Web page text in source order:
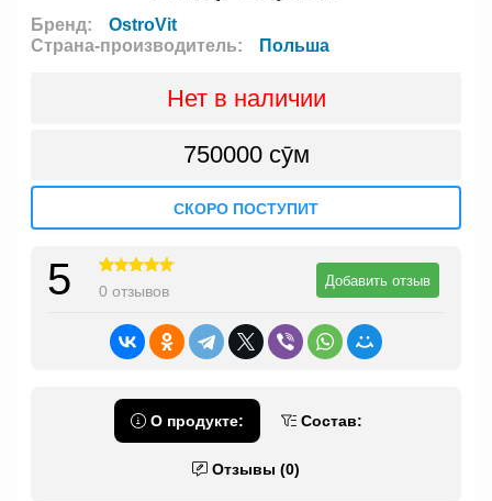
Бренд:
OstroVit
Страна-производитель:
Польша
Нет в наличии
750000 сӯм
СКОРО ПОСТУПИТ
5 0 отзывов
Добавить отзыв
О продукте: Состав:
Отзывы (0)